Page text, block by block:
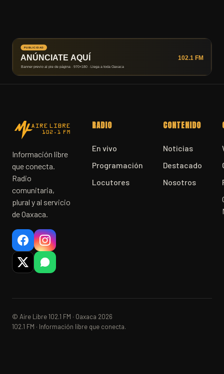
Información libre
que conecta.
Radio
comunitaria,
plural y al servicio
de Oaxaca.
RADIO
En vivo
Programación
Locutores
CONTENIDO
Noticias
Destacado
Nosotros
© Aire Libre 102.1 FM · Oaxaca 2026
102.1 FM · Información libre que conecta.